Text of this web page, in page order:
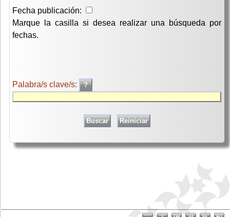
Fecha publicación:
Marque la casilla si desea realizar una búsqueda por
fechas.
Palabra/s clave/s: